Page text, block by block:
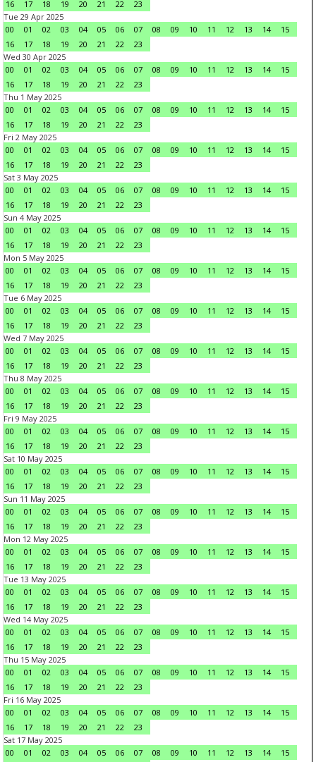
16 17 18 19 20 21 22
23
Tue 29 Apr 2025
00
01 02 03 04 05 06 07 08 09 10 11 12 13 14
15
16
17 18 19 20 21 22
23
Wed 30 Apr 2025
00
01 02 03 04 05 06 07 08 09 10 11 12 13 14
15
16
17 18 19 20 21 22
23
Thu 1 May 2025
00
01 02 03 04 05 06 07 08 09 10 11 12 13 14
15
16
17 18 19 20 21 22
23
Fri 2 May 2025
00
01 02 03 04 05 06 07 08 09 10 11 12 13 14
15
16
17 18 19 20 21 22
23
Sat 3 May 2025
00
01 02 03 04 05 06 07 08 09 10 11 12 13 14
15
16
17 18 19 20 21 22
23
Sun 4 May 2025
00
01 02 03 04 05 06 07 08 09 10 11 12 13 14
15
16
17 18 19 20 21 22
23
Mon 5 May 2025
00
01 02 03 04 05 06 07 08 09 10 11 12 13 14
15
16
17 18 19 20 21 22
23
Tue 6 May 2025
00
01 02 03 04 05 06 07 08 09 10 11 12 13 14
15
16
17 18 19 20 21 22
23
Wed 7 May 2025
00
01 02 03 04 05 06 07 08 09 10 11 12 13 14
15
16
17 18 19 20 21 22
23
Thu 8 May 2025
00
01 02 03 04 05 06 07 08 09 10 11 12 13 14
15
16
17 18 19 20 21 22
23
Fri 9 May 2025
00
01 02 03 04 05 06 07 08 09 10 11 12 13 14
15
16
17 18 19 20 21 22
23
Sat 10 May 2025
00
01 02 03 04 05 06 07 08 09 10 11 12 13 14
15
16
17 18 19 20 21 22
23
Sun 11 May 2025
00
01 02 03 04 05 06 07 08 09 10 11 12 13 14
15
16
17 18 19 20 21 22
23
Mon 12 May 2025
00
01 02 03 04 05 06 07 08 09 10 11 12 13 14
15
16
17 18 19 20 21 22
23
Tue 13 May 2025
00
01 02 03 04 05 06 07 08 09 10 11 12 13 14
15
16
17 18 19 20 21 22
23
Wed 14 May 2025
00
01 02 03 04 05 06 07 08 09 10 11 12 13 14
15
16
17 18 19 20 21 22
23
Thu 15 May 2025
00
01 02 03 04 05 06 07 08 09 10 11 12 13 14
15
16
17 18 19 20 21 22
23
Fri 16 May 2025
00
01 02 03 04 05 06 07 08 09 10 11 12 13 14
15
16
17 18 19 20 21 22
23
Sat 17 May 2025
00
01 02 03 04 05 06 07 08 09 10 11 12 13 14
15